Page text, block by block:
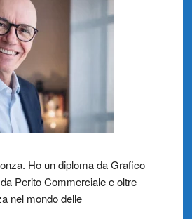
Ho un diploma da Grafico
Perito Commerciale e oltre
nel mondo delle